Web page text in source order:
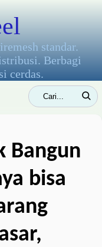
standar.
Berbagi
cerdas.
Bangun
bisa